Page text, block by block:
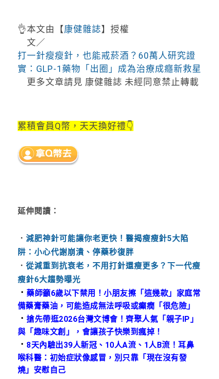
👌本文由【康健雜誌】授權
文／
打一針瘦瘦針，也能戒菸酒？60萬人研究證
實：GLP-1藥物「出圈」成為治療成癮新救星
更多文章請見 康健雜誌 未經同意禁止轉載
累積會員Q幣，天天換好禮👇
延伸閱讀：
． 減肥神針可能讓你老更快！醫揭瘦瘦針5大陷
阱：小心代謝崩潰、停藥秒復胖
． 從減重到抗衰老，不用打針還瘦更多？下一代瘦
瘦針6大趨勢曝光
． 藥師籲6歲以下禁用！小朋友擦「這幾款」家庭常
備藥膏藥油，可能造成無法呼吸或癲癇「很危險」
．搶先帶逛2026台灣文博會！齊聚人氣「親子IP」
與「趣味文創」，會讓孩子快樂到瘋掉！
． 8天內驗出39人新冠、10人A流、1人B流！耳鼻
喉科醫：初始症狀像感冒，別只靠「現在沒有發
燒」安慰自己